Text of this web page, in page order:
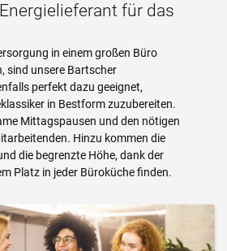
für das
in einem großen Büro
sind unsere Bartscher
perfekt dazu geeignet,
in Bestform zuzubereiten.
Mittagspausen und den nötigen
Hinzu kommen die
die begrenzte Höhe, dank der
Platz in jeder Büroküche finden.